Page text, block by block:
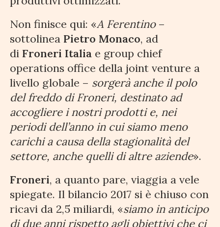
Non finisce qui: «A Ferentino–
sottolinea Pietro Monaco, ad
di Froneri Italia e group chief
operations office della joint venture a
livello globale – sorgerà anche il polo
del freddo di Froneri, destinato ad
accogliere i nostri prodotti e, nei
periodi dell’anno in cui siamo meno
carichi a causa della stagionalità del
settore, anche quelli di altre aziende».
Froneri, a quanto pare, viaggia a vele
spiegate. Il bilancio 2017 si è chiuso con
ricavi da 2,5 miliardi, «siamo in anticipo
di due anni rispetto agli obiettivi che ci